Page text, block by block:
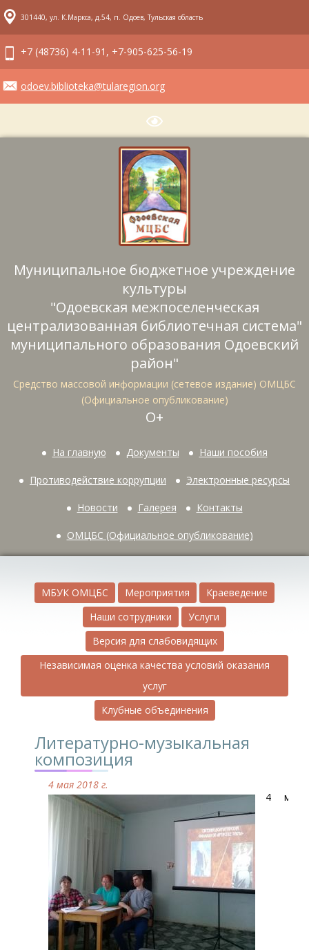
301440, ул. К.Маркса, д.54, п. Одоев, Тульская область
+7 (48736) 4-11-91, +7-905-625-56-19
odoev.biblioteka@tularegion.org
Муниципальное бюджетное учреждение
культуры
"Одоевская межпоселенческая
централизованная библиотечная система"
муниципального образования Одоевский
район"
Средство массовой информации (сетевое издание) ОМЦБС
(Официальное опубликование)
О+
На главную Документы Наши пособия
Противодействие коррупции Электронные ресурсы
Новости Галерея Контакты
ОМЦБС (Официальное опубликование)
МБУК ОМЦБС Мероприятия
Краеведение
Наши сотрудники
Услуги
Версия для слабовидящих
Независимая оценка качества условий оказания
услуг
Клубные объединения
Литературно-музыкальная
композиция
4 мая 2018 г.
4 мая